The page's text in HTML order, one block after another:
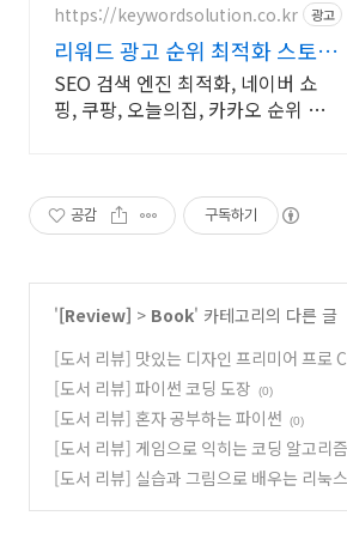
https://keywordsolution.co.kr 광고
리워드 광고 순위 최적화 스토어
순위 광고 전문
SEO 검색 엔진 최적화, 네이버 쇼
핑, 쿠팡, 오늘의집, 카카오 순위 광
공감 구독하기
'[Review] > Book' 카테고리의 다른 글
[도서 리뷰] 맛있는 디자인 프리미어 프로
19 & 프리미어 러시 (0)
[도서 리뷰] 파이썬 코딩 도장 (0)
[도서 리뷰] 혼자 공부하는 파이썬 (0)
[도서 리뷰] 게임으로 익히는 코딩 알고리즘
[도서 리뷰] 실습과 그림으로 배우는 리눅